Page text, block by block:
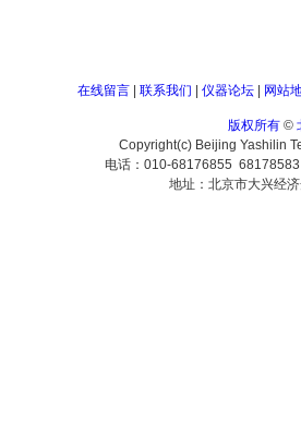
在线留言| 联系我们 仪器论坛| 网站
版权所有©
Copyright(c) Beijing Yashilin
电话：010-68176855
地址：北京市大兴经